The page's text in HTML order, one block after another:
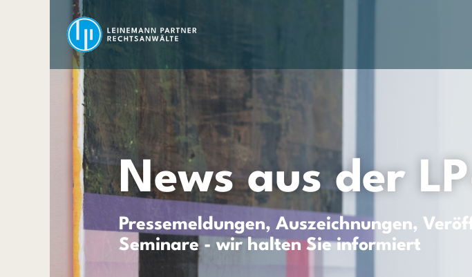
News aus der
Pressemeldungen, Auszeichnungen,
Seminare - wir halten Sie informiert